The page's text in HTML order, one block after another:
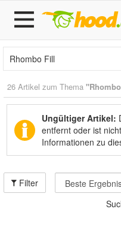
26 Artikel zum Thema
Ungültiger Artikel:
entfernt oder ist
Informationen zu
Filter